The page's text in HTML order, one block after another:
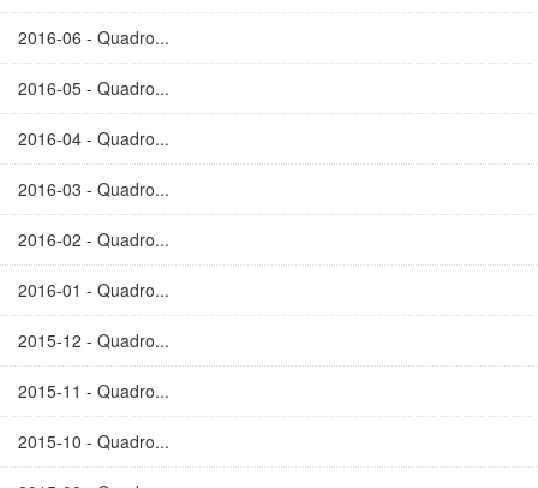
2016-06 - Quadro...
2016-05 - Quadro...
2016-04 - Quadro...
2016-03 - Quadro...
2016-02 - Quadro...
2016-01 - Quadro...
2015-12 - Quadro...
2015-11 - Quadro...
2015-10 - Quadro...